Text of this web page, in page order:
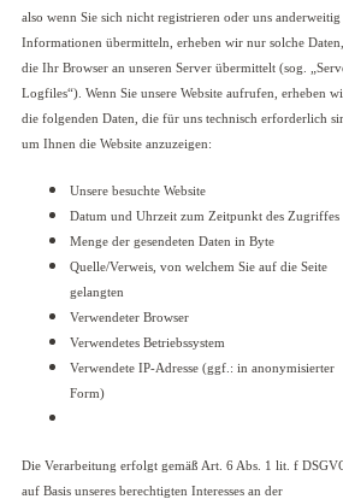
also wenn Sie sich nicht registrieren oder uns anderweitig
Informationen übermitteln, erheben wir nur solche Daten,
die Ihr Browser an unseren Server übermittelt (sog.
Logfiles“). Wenn Sie unsere Website aufrufen, erheben
die folgenden Daten, die für uns technisch erforderlich
um Ihnen die Website anzuzeigen:
Unsere besuchte Website
Datum und Uhrzeit zum Zeitpunkt des Zugriffes
Menge der gesendeten Daten in Byte
Quelle/Verweis, von welchem Sie auf die Seite
gelangten
Verwendeter Browser
Verwendetes Betriebssystem
Verwendete IP-Adresse (ggf.: in anonymisierter
Form)
Die Verarbeitung erfolgt gemäß Art. 6 Abs. 1 lit. f
auf Basis unseres berechtigten Interesses an der